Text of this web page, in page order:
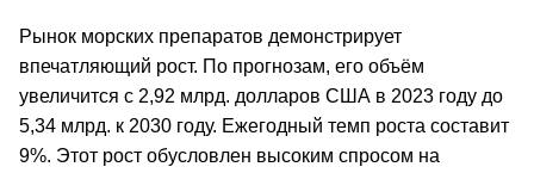
Рынок морских препаратов демонстрирует
впечатляющий рост. По прогнозам, его объём
увеличится с 2,92 млрд. долларов США в 2023 году до
5,34 млрд. к 2030 году. Ежегодный темп роста составит
9%. Этот рост обусловлен высоким спросом на